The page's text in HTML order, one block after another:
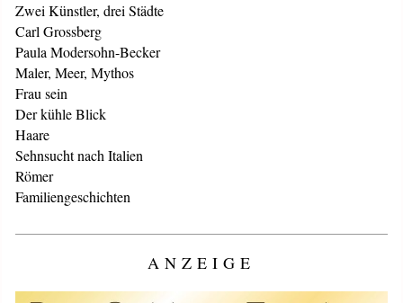
Zwei Künstler, drei Städte
Carl Grossberg
Paula Modersohn-Becker
Maler, Meer, Mythos
Frau sein
Der kühle Blick
Haare
Sehnsucht nach Italien
Römer
Familiengeschichten
ANZEIGE